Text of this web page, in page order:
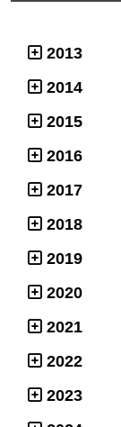
2013
2014
2015
2016
2017
2018
2019
2020
2021
2022
2023